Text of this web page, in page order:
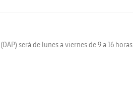
será de lunes a viernes de 9 a 16 horas.